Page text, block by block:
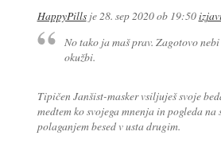
HappyPillsje28. sep 2020 ob 19:50
No tako ja maš prav. Zagotovo
okužbi.
Tipičen Janšist-masker vsiljuješ svoje
medtem ko svojega mnenja in pogleda na
polaganjem besed v usta drugim.